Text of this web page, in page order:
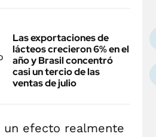
Las exportaciones de
lácteos crecieron 6% en el
año y Brasil concentró
casi un tercio de las
ventas de julio
un efecto realmente